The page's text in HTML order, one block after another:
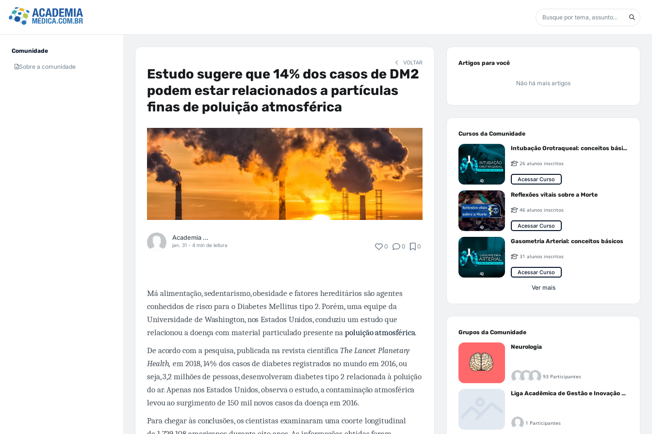
Comunidade
Sobre a comunidade
VOLTAR
Estudo sugere que 14% dos casos de DM2
podem estar relacionados a partículas
finas de poluição atmosférica
Academia Médica
jan. 31 - 4 min de leitura 0 0 0
Má alimentação, sedentarismo, obesidade e fatores hereditários são agentes
conhecidos de risco para o Diabetes Mellitus tipo 2. Porém, uma equipe da
Universidade de Washington, nos Estados Unidos, conduziu um estudo que
relacionou a doença com material particulado presente napoluição atmosférica.
De acordo com a pesquisa, publicada na revista científicaThe Lancet Planetary
Health, em 2018, 14% dos casos de diabetes registrados no mundo em 2016, ou
seja, 3,2 milhões de pessoas, desenvolveram diabetes tipo 2 relacionada à poluição
do ar. Apenas nos Estados Unidos, observa o estudo, a contaminação atmosférica
levou ao surgimento de 150 mil novos casos da doença em 2016.
Para chegar às conclusões, os cientistas examinaram uma coorte longitudinal
Artigos para você
Não há mais artigos
Cursos da Comunidade
Intubação Orotraqueal: conceitos básicos
26 alunos inscritos
Acessar Curso
Reflexões vitais sobre a Morte
46 alunos inscritos
Acessar Curso
Gasometria Arterial: conceitos básicos
31 alunos inscritos
Acessar Curso
Ver mais
Grupos da Comunidade
Neurologia
93 Participantes
Liga Acadêmica de Gestão e Inovação Médica - LAGIM
1 Participantes